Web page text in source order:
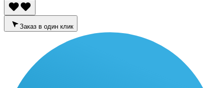
Заказ в один клик